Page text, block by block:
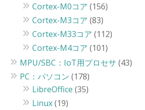
Cortex-M0コア (156)
Cortex-M3コア (83)
Cortex-M33コア (112)
Cortex-M4コア (101)
MPU/SBC：IoT用プロセサ (43)
PC：パソコン (178)
LibreOffice (35)
Linux(19)